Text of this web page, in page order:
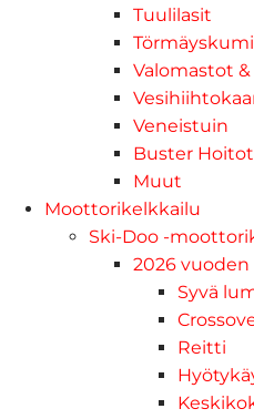
Tuulilasit
Valomastot
Veneistuin
Buster
Muut
Moottorikelkkailu
Ski-Doo -
2026
Syvä
Reitti